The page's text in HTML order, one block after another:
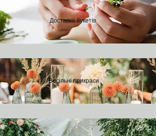
Доставка букетів
Весільні прикраси